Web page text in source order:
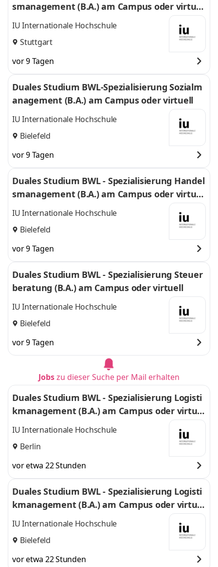
smanagement (B.A.) am Campus oder virtuel
l
IU Internationale Hochschule
Stuttgart
vor 9 Tagen
Duales Studium BWL-Spezialisierung Sozialm
anagement (B.A.) am Campus oder virtuell
IU Internationale Hochschule
Bielefeld
vor 9 Tagen
Duales Studium BWL - Spezialisierung Handel
smanagement (B.A.) am Campus oder virtuel
l
IU Internationale Hochschule
Bielefeld
vor 9 Tagen
Duales Studium BWL - Spezialisierung Steuer
beratung (B.A.) am Campus oder virtuell
IU Internationale Hochschule
Bielefeld
vor 9 Tagen
Jobszu dieser Suche per Mail erhalten
Duales Studium BWL - Spezialisierung Logisti
kmanagement (B.A.) am Campus oder virtuel
l
IU Internationale Hochschule
Berlin
vor etwa 22 Stunden
Duales Studium BWL - Spezialisierung Logisti
kmanagement (B.A.) am Campus oder virtuel
l
IU Internationale Hochschule
Bielefeld
vor etwa 22 Stunden